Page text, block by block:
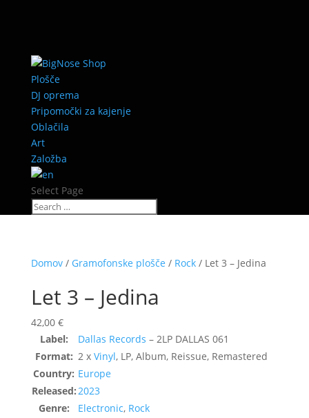
Plošče
DJ oprema
Pripomočki za kajenje
Oblačila
Art
Založba
Select Page
Domov/ Gramofonske plošče / Rock/ Let 3 – Jedina
Let 3 – Jedina
42,00 €
Label:
Dallas Records – 2LP DALLAS 061
Format: 2 x Vinyl, LP, Album, Reissue, Remastered
Country: Europe
Released:2023
Genre:
Electronic, Rock